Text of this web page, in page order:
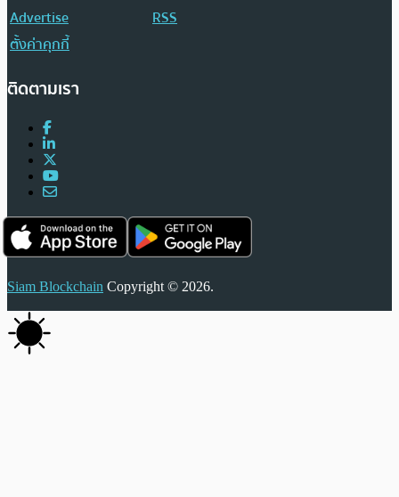
Advertise
RSS
ตั้งค่าคุกกี้
ติดตามเรา
Siam Blockchain Copyright © 2026.